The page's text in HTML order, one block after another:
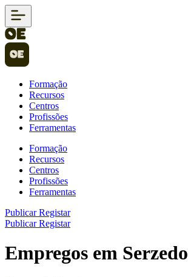
Formação
Recursos
Centros
Profissões
Ferramentas
Formação
Recursos
Centros
Profissões
Ferramentas
PublicarRegistar
PublicarRegistar
Empregos em Serzedo